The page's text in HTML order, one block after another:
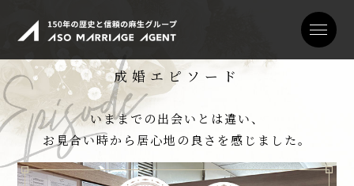
私たちについて
サービス
料金
成婚エピソード
いままでの出会いとは違い、
お見合い時から居心地の良さを感じました。